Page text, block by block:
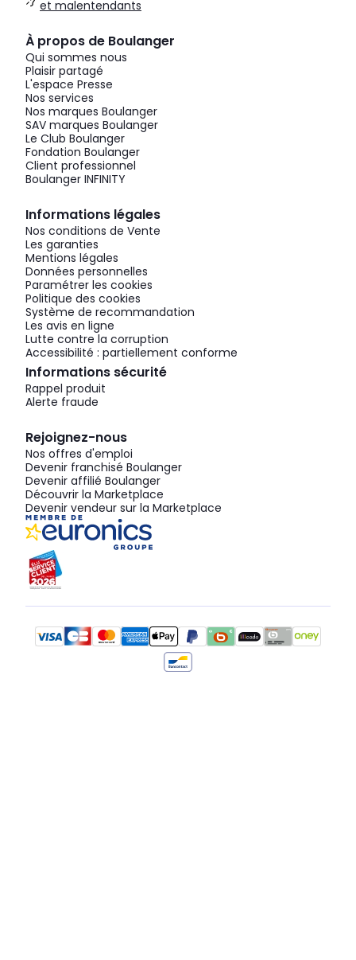
et malentendants
À propos de Boulanger
Qui sommes nous
Plaisir partagé
L'espace Presse
Nos services
Nos marques Boulanger
SAV marques Boulanger
Le Club Boulanger
Fondation Boulanger
Client professionnel
Boulanger INFINITY
Informations légales
Nos conditions de Vente
Les garanties
Mentions légales
Données personnelles
Paramétrer les cookies
Politique des cookies
Système de recommandation
Les avis en ligne
Lutte contre la corruption
Accessibilité : partiellement conforme
Informations sécurité
Rappel produit
Alerte fraude
Rejoignez-nous
Nos offres d'emploi
Devenir franchisé Boulanger
Devenir affilié Boulanger
Découvrir la Marketplace
Devenir vendeur sur la Marketplace